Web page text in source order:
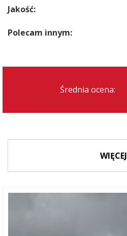
Jakość:
Polecam innym:
Średnia ocena:
WIĘCEJ